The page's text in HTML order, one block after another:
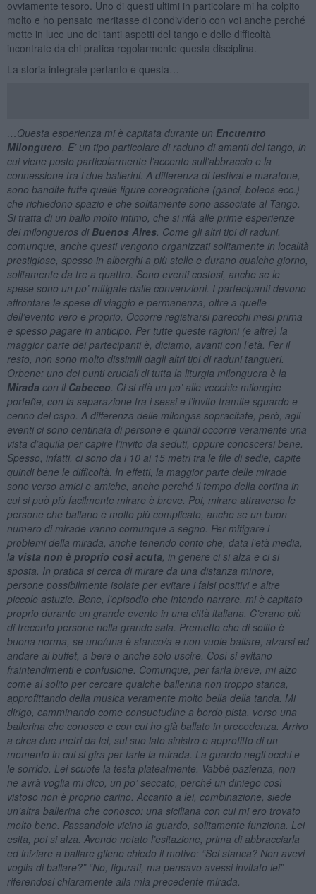
ovviamente tesoro. Uno di questi ultimi in particolare mi ha colpito
molto e ho pensato meritasse di condividerlo con voi anche perché
mette in luce uno dei tanti aspetti del tango e delle difficoltà
incontrate da chi pratica regolarmente questa disciplina.
La storia integrale pertanto è questa…
…Questa esperienza mi è capitata durante un Encuentro
Milonguero . E’ un tipo particolare di raduno di amanti del tango, in
cui viene posto particolarmente l’accento sull’abbraccio e la
connessione tra i due ballerini. A differenza di festival e maratone,
sono bandite tutte quelle figure coreografiche (ganci, boleos ecc.)
che richiedono spazio e che solitamente sono associate al Tango.
Si tratta di un ballo molto intimo, che si rifà alle prime esperienze
dei milongueros di Buenos Aires. Come gli altri tipi di raduni,
comunque, anche questi vengono organizzati solitamente in località
prestigiose, spesso in alberghi a più stelle e durano qualche giorno,
solitamente da tre a quattro. Sono eventi costosi, anche se le
spese sono un po’ mitigate dalle convenzioni. I partecipanti devono
affrontare le spese di viaggio e permanenza, oltre a quelle
dell’evento vero e proprio. Occorre registrarsi parecchi mesi prima
e spesso pagare in anticipo. Per tutte queste ragioni (e altre) la
maggior parte dei partecipanti è, diciamo, avanti con l’età. Per il
resto, non sono molto dissimili dagli altri tipi di raduni tangueri.
Orbene: uno dei punti cruciali di tutta la liturgia milonguera è la
Miradacon il Cabeceo . Ci si rifà un po’ alle vecchie milonghe
porteñe, con la separazione tra i sessi e l’invito tramite sguardo e
cenno del capo. A differenza delle milongas sopracitate, però, agli
eventi ci sono centinaia di persone e quindi occorre veramente una
vista d’aquila per capire l’invito da seduti, oppure conoscersi bene.
Spesso, infatti, ci sono da i 10 ai 15 metri tra le file di sedie, capite
quindi bene le difficoltà. In effetti, la maggior parte delle mirade
sono verso amici e amiche, anche perché il tempo della cortina in
cui si può più facilmente mirare è breve. Poi, mirare attraverso le
persone che ballano è molto più complicato, anche se un buon
numero di mirade vanno comunque a segno. Per mitigare i
problemi della mirada, anche tenendo conto che, data l’età media,
la vista non è proprio così acuta, in genere ci si alza e ci si
sposta. In pratica si cerca di mirare da una distanza minore,
persone possibilmente isolate per evitare i falsi positivi e altre
piccole astuzie. Bene, l’episodio che intendo narrare, mi è capitato
proprio durante un grande evento in una città italiana. C’erano più
di trecento persone nella grande sala. Premetto che di solito è
buona norma, se uno/una è stanco/a e non vuole ballare, alzarsi ed
andare al buffet, a bere o anche solo uscire. Così si evitano
fraintendimenti e confusione. Comunque, per farla breve, mi alzo
come al solito per cercare qualche ballerina non troppo stanca,
approfittando della musica veramente molto bella della tanda. Mi
dirigo, camminando come consuetudine a bordo pista, verso una
ballerina che conosco e con cui ho già ballato in precedenza. Arrivo
a circa due metri da lei, sul suo lato sinistro e approfitto di un
momento in cui si gira per farle la mirada. La guardo negli occhi e
le sorrido. Lei scuote la testa platealmente. Vabbè pazienza, non
ne avrà voglia mi dico, un po’ seccato, perché un diniego così
vistoso non è proprio carino. Accanto a lei, combinazione, siede
un’altra ballerina che conosco: una siciliana con cui mi ero trovato
molto bene. Passandole vicino la guardo, solitamente funziona. Lei
esita, poi si alza. Avendo notato l’esitazione, prima di abbracciarla
ed iniziare a ballare gliene chiedo il motivo: “Sei stanca? Non avevi
voglia di ballare?” “No, figurati, ma pensavo avessi invitato lei”
riferendosi chiaramente alla mia precedente mirada.